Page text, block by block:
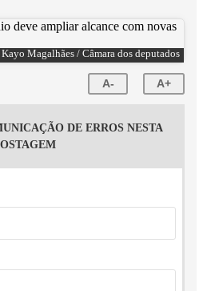
Kayo Magalhães / Câmara dos deputados
A- A+
DE ERROS NESTA